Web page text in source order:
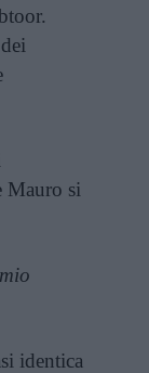
Mauro si
identica